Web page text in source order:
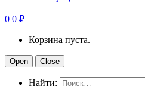
0 0 ₽
Корзина пуста.
Open Close
Найти: